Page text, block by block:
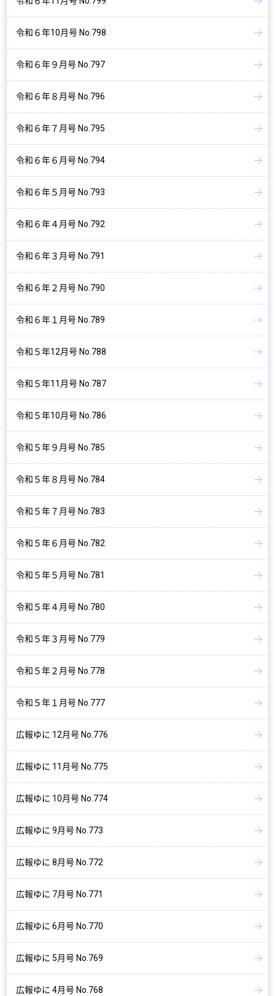
令和６年10月号 No.798
令和６年９月号 No.797
令和６年８月号 No.796
令和６年７月号 No.795
令和６年６月号 No.794
令和６年５月号 No.793
令和６年４月号 No.792
令和６年３月号 No.791
令和６年２月号 No.790
令和６年１月号 No.789
令和５年12月号 No.788
令和５年11月号 No.787
令和５年10月号 No.786
令和５年９月号 No.785
令和５年８月号 No.784
令和５年７月号 No.783
令和５年６月号 No.782
令和５年５月号 No.781
令和５年４月号 No.780
令和５年３月号 No.779
令和５年２月号 No.778
令和５年１月号 No.777
広報ゆに 12月号 No.776
広報ゆに 11月号 No.775
広報ゆに 10月号 No.774
広報ゆに 9月号 No.773
広報ゆに 8月号 No.772
広報ゆに 7月号 No.771
広報ゆに 6月号 No.770
広報ゆに 5月号 No.769
広報ゆに 4月号 No.768